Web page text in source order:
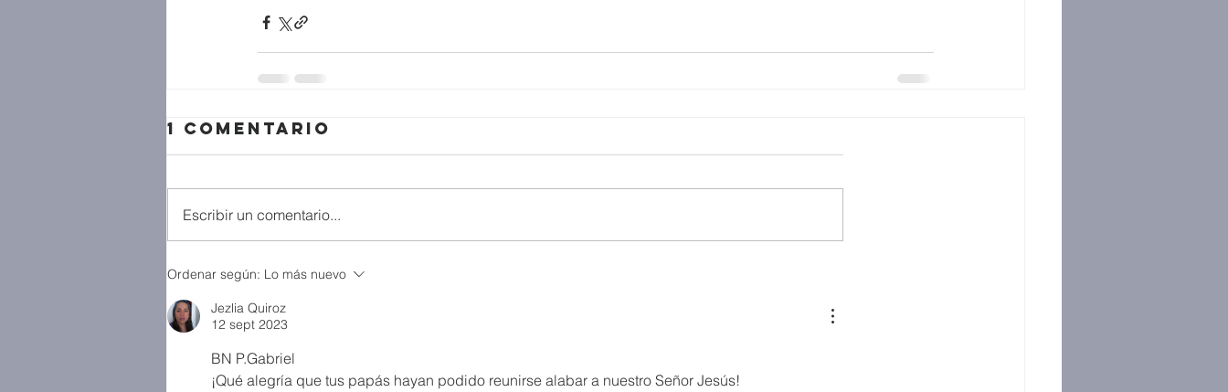
1 comentario
Escribir un comentario...
Ordenar según: Lo más nuevo
Jezlia Quiroz
12 sept 2023
BN P.Gabriel
¡Qué alegría que tus papás hayan podido reunirse alabar a nuestro Señor Jesús!